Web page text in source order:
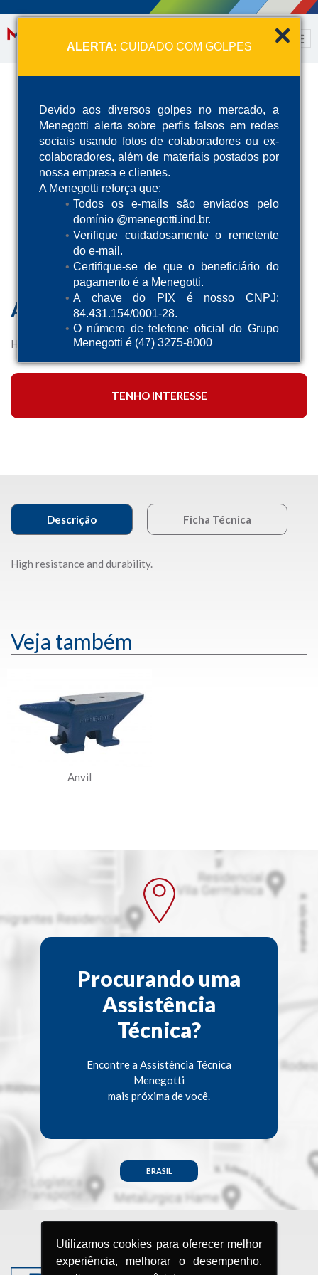
ALERTA: CUIDADO COM GOLPES
Devido aos diversos golpes no mercado, a
Menegotti alerta sobre perfis falsos em redes
sociais usando fotos de colaboradores ou ex-
colaboradores, além de materiais postados por
nossa empresa e clientes.
A Menegotti reforça que:
Todos os e-mails são enviados pelo
domínio @menegotti.ind.br.
Verifique cuidadosamente o remetente
do e-mail.
Certifique-se de que o beneficiário do
pagamento é a Menegotti.
A chave do PIX é nosso CNPJ:
84.431.154/0001-28.
O número de telefone oficial do Grupo
Menegotti é (47) 3275-8000
Utilizamos cookies para oferecer melhor
experiência, melhorar o desempenho,
Anvil
High resistance and durability.
TENHO INTERESSE
Descrição Ficha Técnica
High resistance and durability.
Veja também
Anvil
Procurando uma
Assistência
Técnica?
Encontre a Assistência Técnica
Menegotti
mais próxima de você.
BRASIL